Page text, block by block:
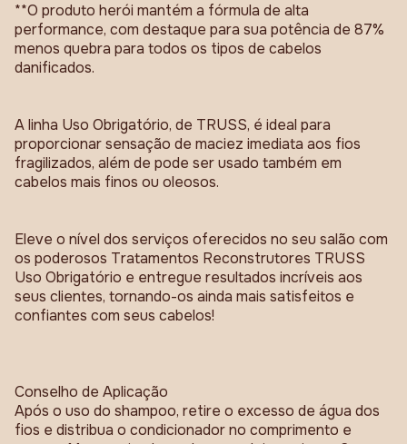
**O produto herói mantém a fórmula de alta
performance, com destaque para sua potência de 87%
menos quebra para todos os tipos de cabelos
danificados.
A linha Uso Obrigatório, de TRUSS, é ideal para
proporcionar sensação de maciez imediata aos fios
fragilizados, além de pode ser usado também em
cabelos mais finos ou oleosos.
Eleve o nível dos serviços oferecidos no seu salão com
os poderosos Tratamentos Reconstrutores TRUSS
Uso Obrigatório e entregue resultados incríveis aos
seus clientes, tornando-os ainda mais satisfeitos e
confiantes com seus cabelos!
Conselho de Aplicação
Após o uso do shampoo, retire o excesso de água dos
fios e distribua o condicionador no comprimento e